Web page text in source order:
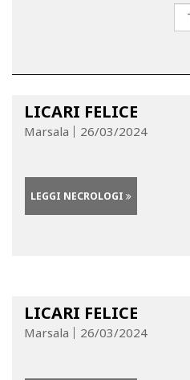
LICARI FELICE
Marsala 26/03/2024
LEGGI NECROLOGI
LICARI FELICE
Marsala 26/03/2024